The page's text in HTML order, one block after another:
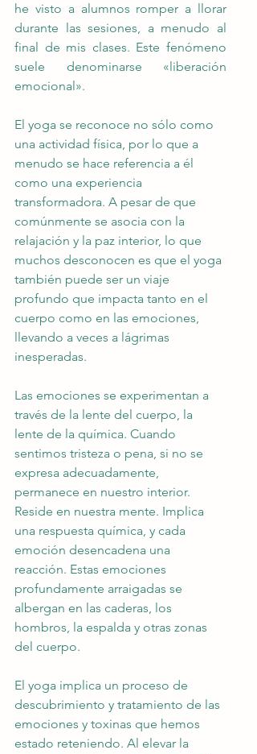
he visto a alumnos romper a llorar
durante las sesiones, a menudo al
final de mis clases. Este fenómeno
suele denominarse «liberación
emocional».
El yoga se reconoce no sólo como
una actividad física, por lo que a
menudo se hace referencia a él
como una experiencia
transformadora. A pesar de que
comúnmente se asocia con la
relajación y la paz interior, lo que
muchos desconocen es que el yoga
también puede ser un viaje
profundo que impacta tanto en el
cuerpo como en las emociones,
llevando a veces a lágrimas
inesperadas.
Las emociones se experimentan a
través de la lente del cuerpo, la
lente de la química. Cuando
sentimos tristeza o pena, si no se
expresa adecuadamente,
permanece en nuestro interior.
Reside en nuestra mente. Implica
una respuesta química, y cada
emoción desencadena una
reacción. Estas emociones
profundamente arraigadas se
albergan en las caderas, los
hombros, la espalda y otras zonas
del cuerpo.
El yoga implica un proceso de
descubrimiento y tratamiento de las
emociones y toxinas que hemos
estado reteniendo. Al elevar la